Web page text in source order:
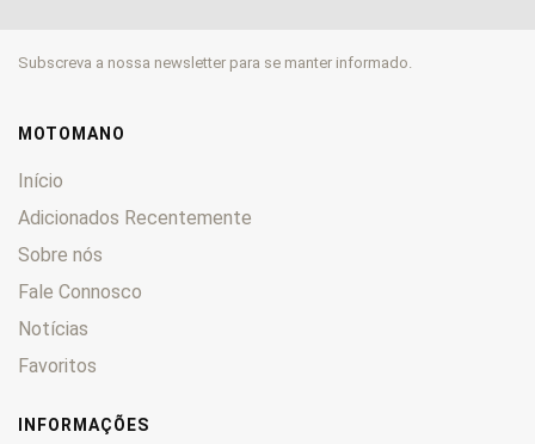
FLSTCI 0
FLSTFI
FLSTS
FLT 0
FLTC
FX 0
FXB
FXCE
FXDWG 0
Subscreva a nossa newsletter para se manter informado.
MOTOMANO
Início
Adicionados Recentemente
Sobre nós
Fale Connosco
Notícias
Favoritos
INFORMAÇÕES